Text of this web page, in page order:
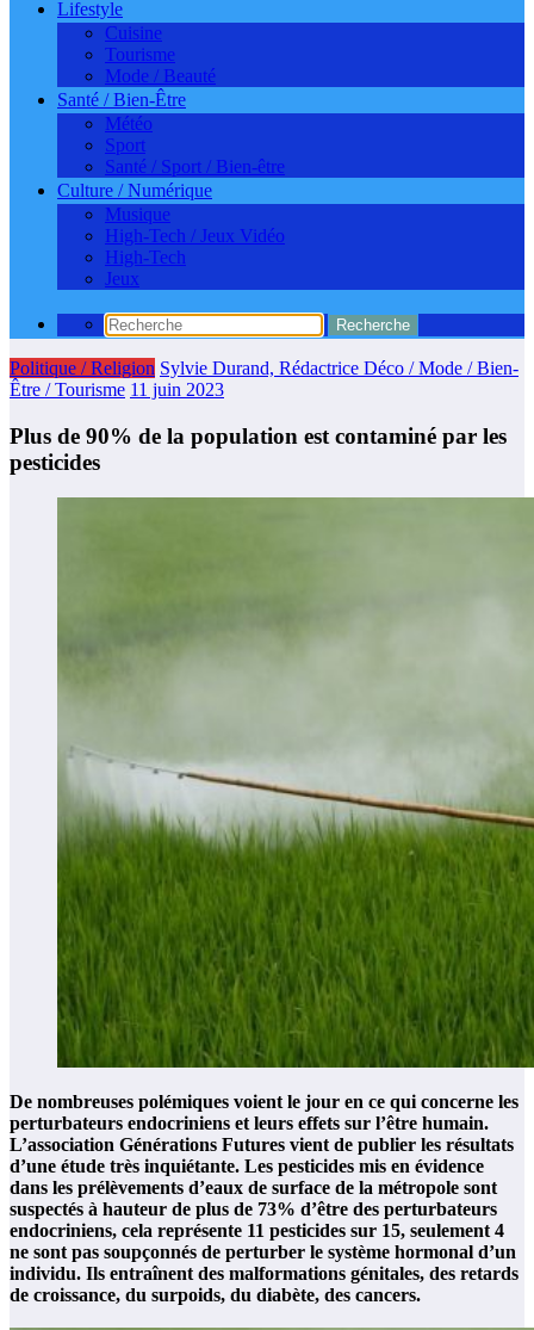
Lifestyle
Cuisine
Tourisme
Mode / Beauté
Santé / Bien-Être
Météo
Sport
Santé / Sport / Bien-être
Culture / Numérique
Musique
High-Tech / Jeux Vidéo
High-Tech
Jeux
Politique / Religion Sylvie Durand, Rédactrice Déco / Mode / Bien-
Être / Tourisme 11 juin 2023
Plus de 90% de la population est contaminé par les
pesticides
De nombreuses polémiques voient le jour en ce qui concerne les
perturbateurs endocriniens et leurs effets sur l’être humain.
L’association Générations Futures vient de publier les résultats
d’une étude très inquiétante. Les pesticides mis en évidence
dans les prélèvements d’eaux de surface de la métropole sont
suspectés à hauteur de plus de 73% d’être des perturbateurs
endocriniens, cela représente 11 pesticides sur 15, seulement 4
ne sont pas soupçonnés de perturber le système hormonal d’un
individu. Ils entraînent des malformations génitales, des retards
de croissance, du surpoids, du diabète, des cancers.